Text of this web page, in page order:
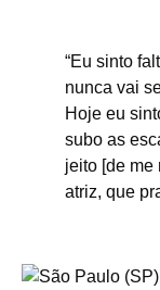
“Eu sinto
nunca vai
Hoje eu
subo as
jeito [de me
atriz, que